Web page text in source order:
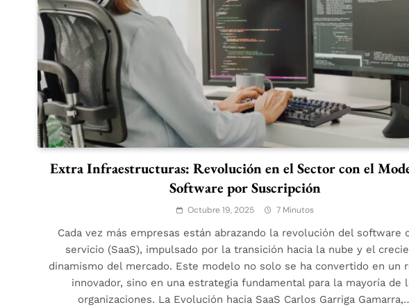
Extra Infraestructuras: Revolución en el Sector con el
Software por Suscripción
Octubre 19, 2025 7 Minutos
Cada vez más empresas están abrazando la revolución del software
servicio (SaaS), impulsado por la transición hacia la nube y el
dinamismo del mercado. Este modelo no solo se ha convertido en un
innovador, sino en una estrategia fundamental para la mayoría de
organizaciones. La Evolución hacia SaaS Carlos Garriga